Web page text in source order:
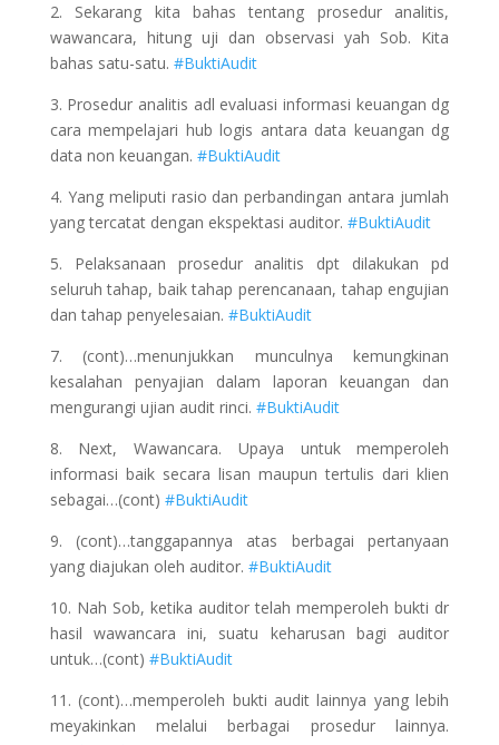
2. Sekarang kita bahas tentang prosedur analitis,
wawancara, hitung uji dan observasi yah Sob. Kita
bahas satu-satu. #BuktiAudit
3. Prosedur analitis adl evaluasi informasi keuangan dg
cara mempelajari hub logis antara data keuangan dg
data non keuangan. #BuktiAudit
4. Yang meliputi rasio dan perbandingan antara jumlah
yang tercatat dengan ekspektasi auditor. #BuktiAudit
5. Pelaksanaan prosedur analitis dpt dilakukan pd
seluruh tahap, baik tahap perencanaan, tahap engujian
dan tahap penyelesaian. #BuktiAudit
7. (cont)…menunjukkan munculnya kemungkinan
kesalahan penyajian dalam laporan keuangan dan
mengurangi ujian audit rinci. #BuktiAudit
8. Next, Wawancara. Upaya untuk memperoleh
informasi baik secara lisan maupun tertulis dari klien
sebagai…(cont) #BuktiAudit
9. (cont)…tanggapannya atas berbagai pertanyaan
yang diajukan oleh auditor. #BuktiAudit
10. Nah Sob, ketika auditor telah memperoleh bukti dr
hasil wawancara ini, suatu keharusan bagi auditor
untuk…(cont) #BuktiAudit
11. (cont)…memperoleh bukti audit lainnya yang lebih
meyakinkan melalui berbagai prosedur lainnya.